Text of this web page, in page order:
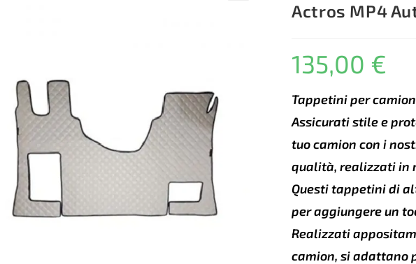
Actros MP4
135,00 €
Tappetini per
Assicurati stile e
tuo camion con i
qualità, realizzati in
Questi tappetini di
per aggiungere un
Realizzati
camion, si adattano